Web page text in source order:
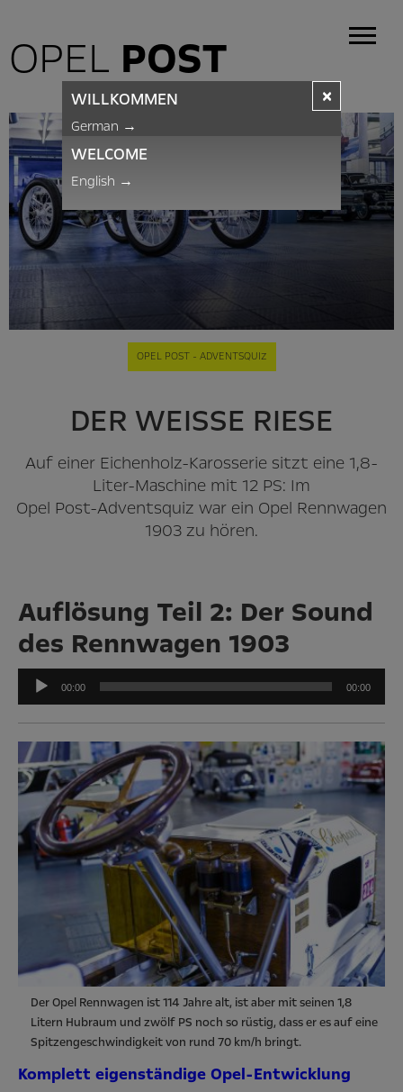
OPEL POST
OPEL POST - ADVENTSQUIZ
DER WEISSE RIESE
Auf einer Eichenholz-Karosserie sitzt eine 1,8-
Liter-Maschine mit 12 PS: Im
Opel Post-Adventsquiz war ein Opel Rennwagen
1903 zu hören.
Auflösung Teil 2: Der Sound
des Rennwagen 1903
Audio-
Player
00:00 00:00
Der Opel Rennwagen ist 114 Jahre alt, ist aber mit seinen 1,8
Litern Hubraum und zwölf PS noch so rüstig, dass er es auf eine
Spitzengeschwindigkeit von rund 70 km/h bringt.
Komplett eigenständige Opel-Entwicklung
×
WILLKOMMEN
German →
WELCOME
English →